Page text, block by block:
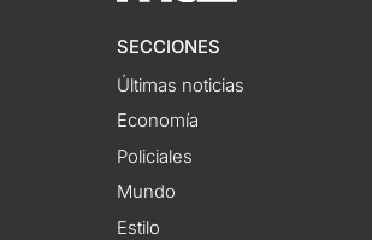
SECCIONES
Últimas noticias
Economía
Policiales
Mundo
Estilo